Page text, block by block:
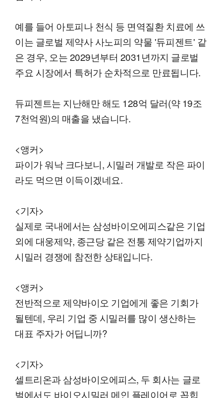
예를 들어 아토피나 천식 등 면역질환 치료에 쓰
이는 글로벌 제약사 사노피의 약물 '듀피젠트' 같
은 경우, 오는 2029년부터 2031년까지 글로벌
주요 시장에서 특허가 순차적으로 만료됩니다.
듀피젠트는 지난해만 해도 128억 달러(약 19조
7천억원)의 매출을 냈습니다.
<앵커>
파이가 워낙 크다보니, 시밀러 개발로 작은 파이
라도 먹으면 이득이겠네요.
<기자>
실제로 국내에서는 삼성바이오에피스같은 기업
외에 대웅제약, 종근당 같은 전통 제약기업까지
시밀러 경쟁에 참전한 상태입니다.
<앵커>
전반적으로 제약바이오 기업에게 좋은 기회가
될텐데, 우리 기업 중 시밀러를 많이 생산하는
대표 주자가 어딥니까?
<기자>
셀트리온과 삼성바이오에피스, 두 회사는 글로
벌에서도 바이오시밀러 메인 플레이어로 꼽힙